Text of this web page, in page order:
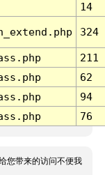
14
324
211
62
94
76
您带来的访问不便我